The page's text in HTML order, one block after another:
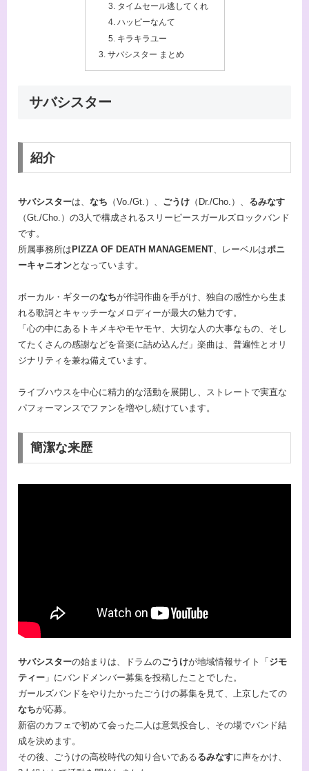
タイムセール逃してくれ
ハッピーなんて
キラキラユー
サバシスター まとめ
サバシスター
紹介
サバシスターは、 なち （Vo./Gt.）、 ごうけ （Dr./Cho.）、 るみなす
（Gt./Cho.）の3人で構成されるスリーピースガールズロックバンド
です。
所属事務所はPIZZA OF DEATH MANAGEMENT 、レーベルはポニ
ーキャニオンとなっています。
ボーカル・ギターのなちが作詞作曲を手がけ、独自の感性から生ま
れる歌詞とキャッチーなメロディーが最大の魅力です。
「心の中にあるトキメキやモヤモヤ、大切な人の大事なもの、そし
てたくさんの感謝などを音楽に詰め込んだ」楽曲は、普遍性とオリ
ジナリティを兼ね備えています。
ライブハウスを中心に精力的な活動を展開し、ストレートで実直な
パフォーマンスでファンを増やし続けています。
簡潔な来歴
サバシスターの始まりは、ドラムのごうけが地域情報サイト「 ジモ
ティー 」にバンドメンバー募集を投稿したことでした。
ガールズバンドをやりたかったごうけの募集を見て、上京したての
なちが応募。
新宿のカフェで初めて会った二人は意気投合し、その場でバンド結
成を決めます。
その後、ごうけの高校時代の知り合いであるるみなすに声をかけ、